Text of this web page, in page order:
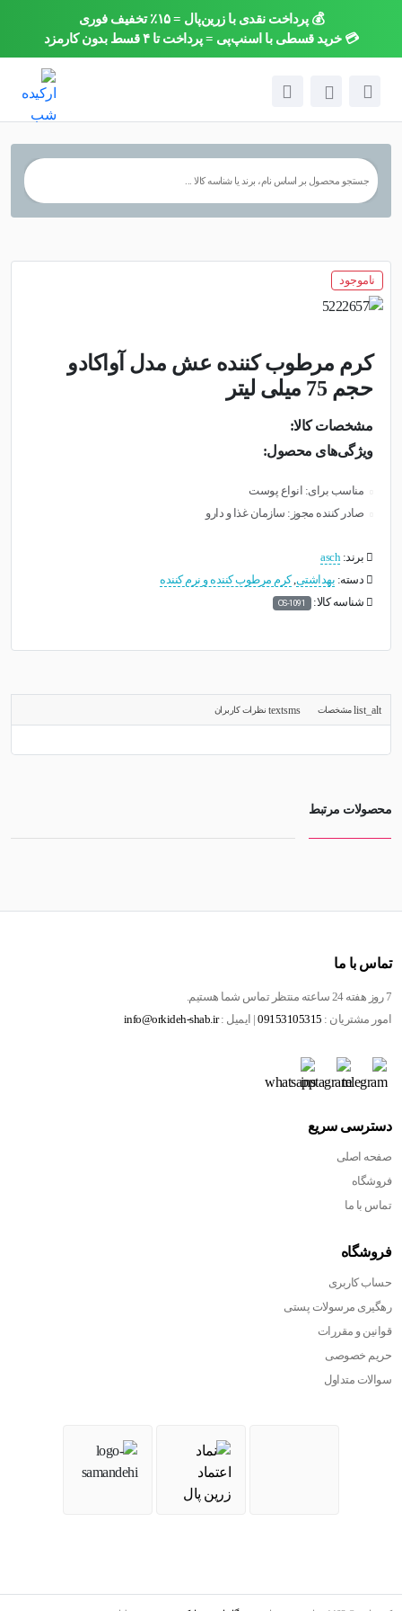
💰 پرداخت نقدی با زرین‌پال = ۱۵٪ تخفیف فوری
💳 خرید قسطی با اسنپ‌پی = پرداخت تا ۴ قسط بدون کارمزد×
ناموجود
کرم مرطوب کننده عش مدل آواکادو
حجم 75 میلی لیتر
مشخصات کالا:
ویژگی‌های محصول:
مناسب برای: انواع پوست
صادر کننده مجوز: سازمان غذا و دارو
برند:asch
دسته: بهداشتی,کرم مرطوب کننده و نرم کننده
شناسه کالا:
OS-1091
مشخصات نظرات کاربران
محصولات مرتبط
تماس با ما
7 روز هفته 24 ساعته منتظر تماس شما هستیم.
امور مشتریان : 09153105315 | ایمیل :info@orkideh-shab.ir
دسترسی سریع
صفحه اصلی
فروشگاه
تماس با ما
فروشگاه
حساب کاربری
رهگیری مرسولات پستی
قوانین و مقررات
حریم خصوصی
سوالات متداول